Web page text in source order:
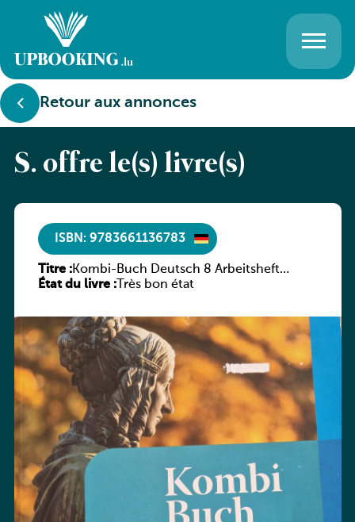
Retour aux annonces
S. offre le(s) livre(s)
ISBN: 9783661136783
Titre :Kombi-Buch Deutsch 8 Arbeitsheft
(Neue Ausgabe Luxemburg)
État du livre :Très bon état